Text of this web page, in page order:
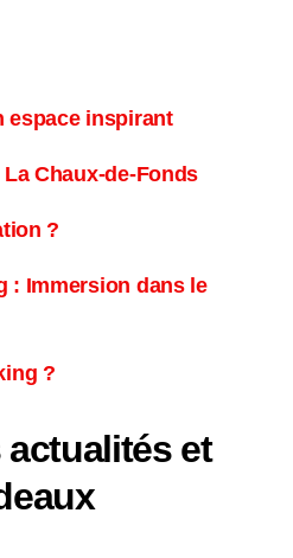
espace inspirant
Chaux-de-Fonds
?
: Immersion dans le
?
actualités et